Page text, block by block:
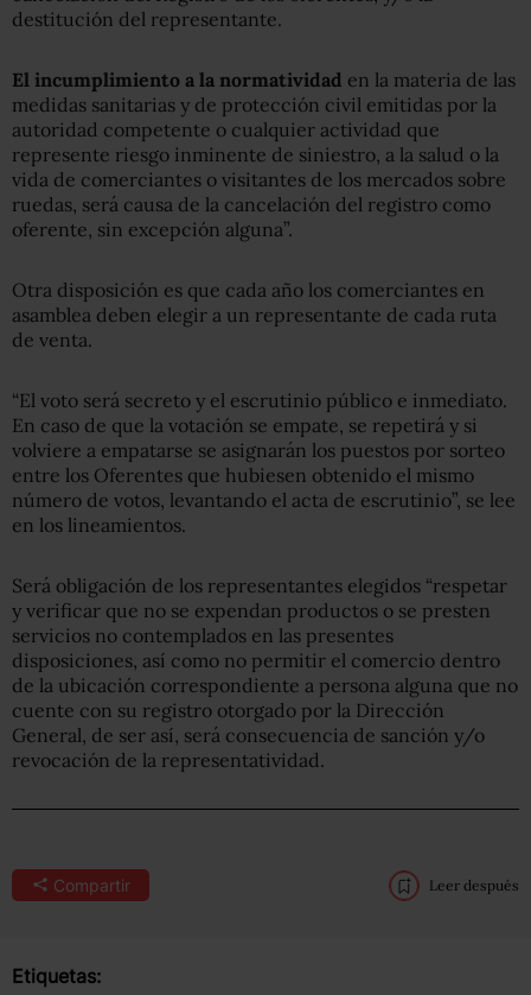
destitución del representante.
El incumplimiento a la normatividad en la materia de las
medidas sanitarias y de protección civil emitidas por la
autoridad competente o cualquier actividad que
represente riesgo inminente de siniestro, a la salud o la
vida de comerciantes o visitantes de los mercados sobre
ruedas, será causa de la cancelación del registro como
oferente, sin excepción alguna”.
Otra disposición es que cada año los comerciantes en
asamblea deben elegir a un representante de cada ruta
de venta.
“El voto será secreto y el escrutinio público e inmediato.
En caso de que la votación se empate, se repetirá y si
volviere a empatarse se asignarán los puestos por sorteo
entre los Oferentes que hubiesen obtenido el mismo
número de votos, levantando el acta de escrutinio”, se lee
en los lineamientos.
Será obligación de los representantes elegidos “respetar
y verificar que no se expendan productos o se presten
servicios no contemplados en las presentes
disposiciones, así como no permitir el comercio dentro
de la ubicación correspondiente a persona alguna que no
cuente con su registro otorgado por la Dirección
General, de ser así, será consecuencia de sanción y/o
revocación de la representatividad.
Compartir Leer después
Etiquetas: